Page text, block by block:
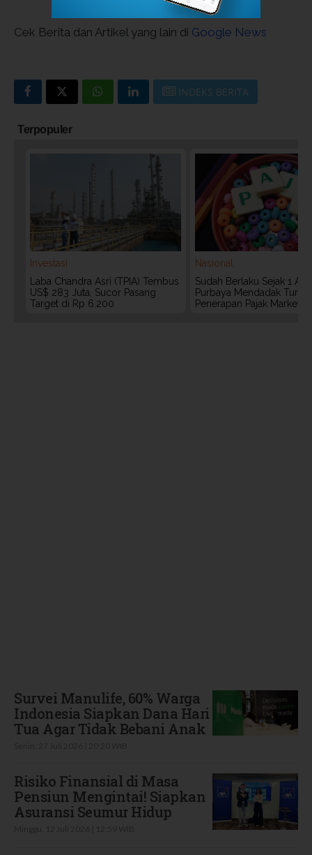
Cek Berita dan Artikel yang lain di Google News
INDEKS BERITA
Terpopuler
Investasi
Laba Chandra Asri (TPIA) Tembus
US$ 283 Juta, Sucor Pasang
Target di Rp 6.200
Nasional
Sudah Berlaku Sejak 1
Purbaya Mendadak Tunda
Penerapan Pajak
Survei Manulife, 60% Warga
Indonesia Siapkan Dana Hari
Tua Agar Tidak Bebani Anak
Risiko Finansial di Masa
Pensiun Mengintai! Siapkan
Asuransi Seumur Hidup